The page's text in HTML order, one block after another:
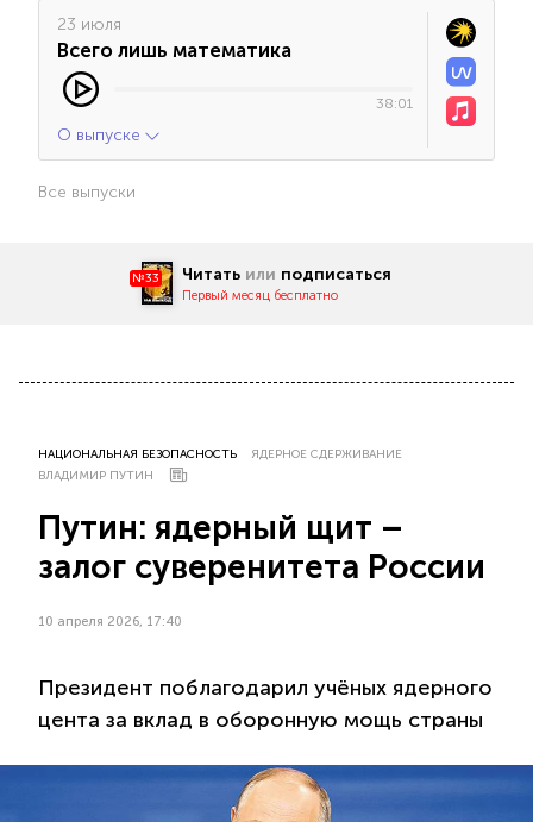
23 июля
Всего лишь математика
38:01
О выпуске
Все выпуски
№33 Читать или подписаться
Первый месяц бесплатно
НАЦИОНАЛЬНАЯ БЕЗОПАСНОСТЬ
ЯДЕРНОЕ СДЕРЖИВАНИЕ
ВЛАДИМИР ПУТИН
Путин: ядерный щит –
залог суверенитета России
10 апреля 2026, 17:40
Президент поблагодарил учёных ядерного
цента за вклад в оборонную мощь страны